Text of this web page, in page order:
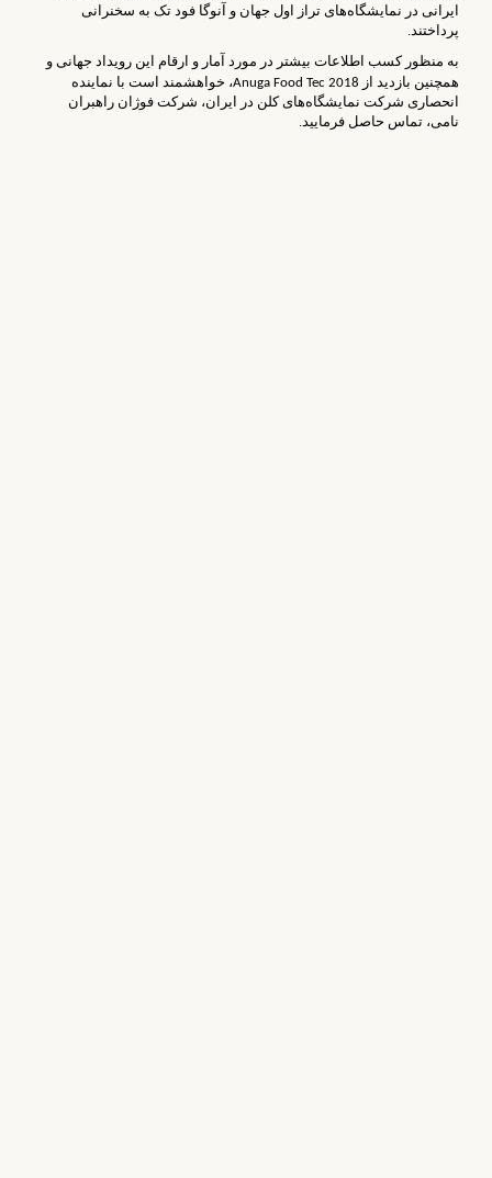
ایرانی در نمایشگاه‌های تراز اول جهان و آنوگا فود تک به سخنرانی
پرداختند.
به منظور کسب اطلاعات بیشتر در مورد آمار و ارقام این رویداد جهانی و
همچنین بازدید از
Anuga Food Tec 2018، خواهشمند است با نماینده
انحصاری شرکت نمایشگاه‌های کلن در ایران، شرکت فوژان راهبران
نامی، تماس حاصل فرمایید.